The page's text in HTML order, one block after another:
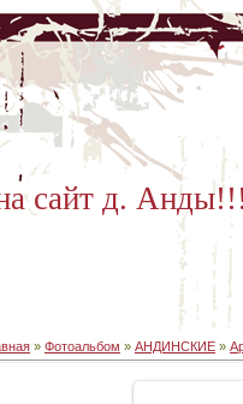
сайт д.
» Фотоальбом » АНДИНСКИЕ »